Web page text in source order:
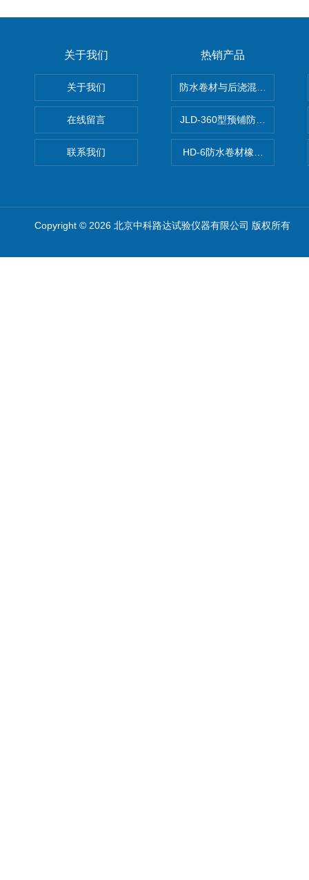
关于我们
关于我们
在线留言
联系我们
热销产品
防水卷材与后浇混凝土剥离强
JLD-360型预铺防水卷材抗冲
HD-6防水卷材橡胶测厚仪
Copyright © 2026 北京中科路达试验仪器有限公司 版权所有